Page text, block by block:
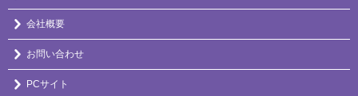
会社概要
お問い合わせ
PCサイト